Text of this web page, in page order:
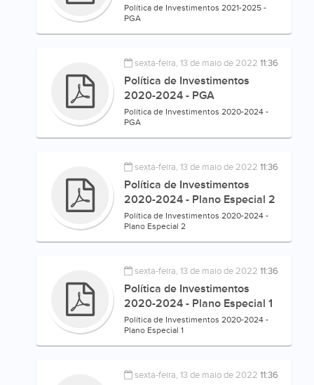
Política de Investimentos 2021-2025 -
PGA
sexta-feira, 13 de maio de 202211:36
Política de Investimentos
2020-2024 - PGA
Política de Investimentos 2020-2024 -
PGA
sexta-feira, 13 de maio de 202211:36
Política de Investimentos
2020-2024 - Plano Especial 2
Política de Investimentos 2020-2024 -
Plano Especial 2
sexta-feira, 13 de maio de 202211:36
Política de Investimentos
2020-2024 - Plano Especial 1
Política de Investimentos 2020-2024 -
Plano Especial 1
sexta-feira, 13 de maio de 202211:36